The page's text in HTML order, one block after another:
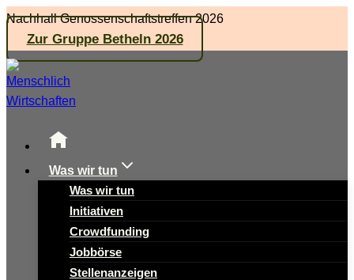
Zum
Inhalt
springen
Nachhall Genossenschaftstreffen 2026
Zur Gruppe Betheln 2026
Was wir tun
Was wir tun
Initiativen
Crowdfunding
Jobbörse
Stellenanzeigen